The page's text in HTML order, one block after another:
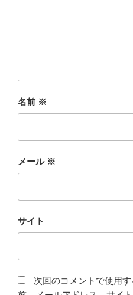
名前 ※
メール ※
サイト
次回のコメントで使用